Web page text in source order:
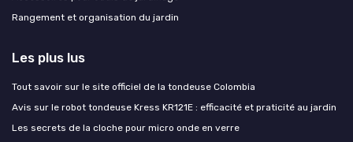
Rangement et organisation du jardin
Les plus lus
Tout savoir sur le site officiel de la tondeuse Colombia
Avis sur le robot tondeuse Kress KR121E : efficacité et praticité au jardin
Les secrets de la cloche pour micro onde en verre